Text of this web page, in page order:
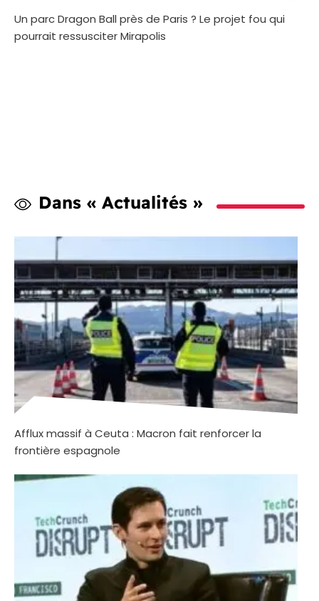
Un parc Dragon Ball près de Paris ? Le projet fou qui
pourrait ressusciter Mirapolis
Dans « Actualités »
Afflux massif à Ceuta : Macron fait renforcer la
frontière espagnole